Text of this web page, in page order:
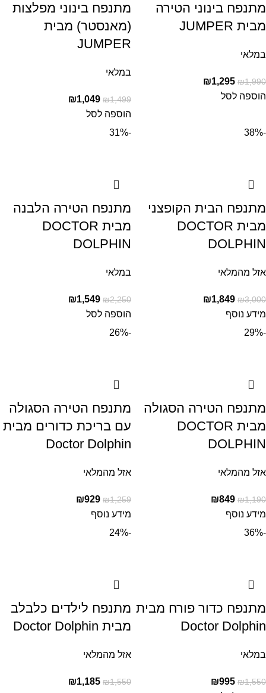
מתנפח בינוני הטירה
מבית JUMPER
במלאי
₪1,990
₪1,295
הוספה לסל
מתנפח בינוני מפלצות
(מאנסטר) מבית
JUMPER
במלאי
₪1,499
₪1,049
הוספה לסל
-38%
מתנפח הבית הקופצני
מבית DOCTOR
DOLPHIN
אזל מהמלאי
₪3,000
₪1,849
מידע נוסף
-31%
מתנפח הטירה הלבנה
מבית DOCTOR
DOLPHIN
במלאי
₪2,250
₪1,549
הוספה לסל
-29%
מתנפח הטירה הסגולה
מבית DOCTOR
DOLPHIN
אזל מהמלאי
₪1,190
₪849
מידע נוסף
-26%
מתנפח הטירה הסגולה
עם בריכת כדורים מבית
Doctor Dolphin
אזל מהמלאי
₪1,259
₪929
מידע נוסף
-36%
מתנפח כדור פורח מבית
Doctor Dolphin
במלאי
₪1,550
₪995
-24%
מתנפח לילדים כלבלב
מבית Doctor Dolphin
אזל מהמלאי
₪1,550
₪1,185